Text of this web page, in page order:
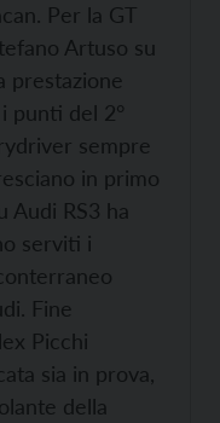
Per la GT
Artuso su
prestazione
punti del 2°
sempre
in primo
Audi RS3 ha
serviti i
Fine
Picchi
sia in prova,
della